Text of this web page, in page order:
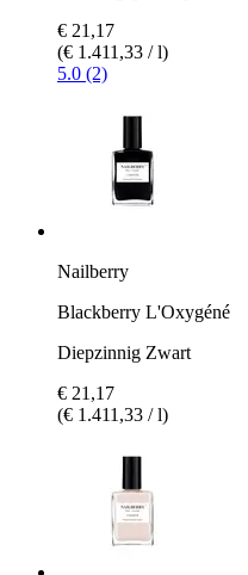
€ 21,17
(€ 1.411,33 / l)
5.0 (2)
Nailberry
Blackberry L'Oxygéné
Diepzinnig Zwart
€ 21,17
(€ 1.411,33 / l)